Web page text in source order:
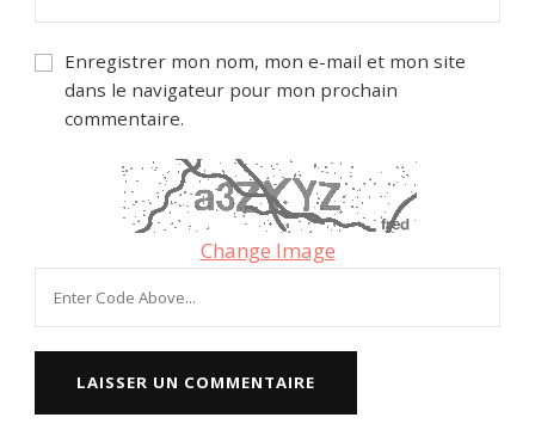
Enregistrer mon nom, mon e-mail et mon site
dans le navigateur pour mon prochain
commentaire.
Change Image